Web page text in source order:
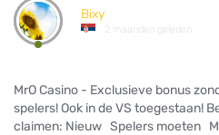
Bixy
2 maanden geleden
MrO Casino - Exclusieve bonus
spelers! Ook in de VS toegestaan!
claimen: Nieuw Spelers moeten